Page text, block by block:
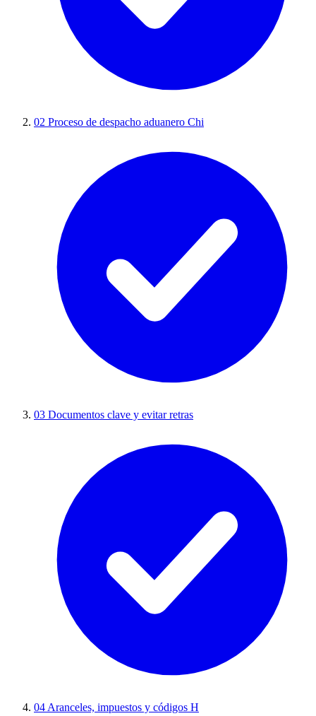
02 Proceso de despacho aduanero Chi
03 Documentos clave y evitar retras
04 Aranceles, impuestos y códigos H